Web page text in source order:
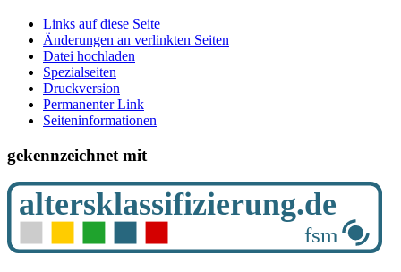
Links auf diese Seite
Änderungen an verlinkten Seiten
Datei hochladen
Spezialseiten
Druckversion
Permanenter Link
Seiten­­informationen
gekennzeichnet mit